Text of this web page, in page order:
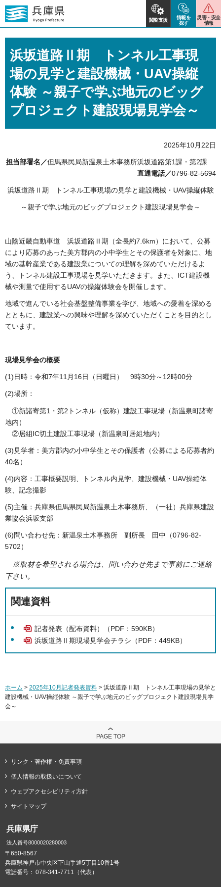
閲覧支援
情報を
探す
災害・安全
情報
浜坂道路Ⅱ期 トンネル工事現
場の見学と建設機械・UAV操縦
体験 ～親子で学ぶ地元のビッグ
プロジェクト建設現場見学会～
2025年10月22日
担当部署名／但馬県民局新温泉土木事務所浜坂道路第1課・第2課
直通電話／0796-82-5694
浜坂道路Ⅱ期 トンネル工事現場の見学と建設機械・UAV操縦体験
～親子で学ぶ地元のビッグプロジェクト建設現場見学会～
山陰近畿自動車道 浜坂道路Ⅱ期（全長約7.6km）において、公募
により応募のあった美方郡内の小中学生とその保護者を対象に、地
域の基幹産業である建設業についての理解を深めていただけるよ
う、トンネル建設工事現場を見学いただきます。また、ICT建設機
械や測量で使用するUAVの操縦体験会を開催します。
地域で進んでいる社会基盤整備事業を学び、地域への愛着を深める
とともに、建設業への興味や理解を深めていただくことを目的とし
ています。
現場見学会の概要
(1)日時：令和7年11月16日（日曜日） 9時30分～12時00分
(2)場所：
①新諸寄第1・第2トンネル（仮称）建設工事現場（新温泉町諸寄
地内）
②居組IC切土建設工事現場（新温泉町居組地内）
(3)見学者：美方郡内の小中学生とその保護者（公募による応募者約
40名）
(4)内容：工事概要説明、トンネル内見学、建設機械・UAV操縦体
験、記念撮影
(5)主催：兵庫県但馬県民局新温泉土木事務所、（一社）兵庫県建設
業協会浜坂支部
(6)問い合わせ先：新温泉土木事務所 副所長 田中（0796-82-
5702）
※取材を希望される場合は、問い合わせ先まで事前にご連絡
下さい。
関連資料
記者発表（配布資料）（PDF：590KB）
浜坂道路Ⅱ期現場見学会チラシ（PDF：449KB）
ホーム > 2025年10月記者発表資料 > 浜坂道路Ⅱ期 トンネル工事現場の見学と
建設機械・UAV操縦体験 ～親子で学ぶ地元のビッグプロジェクト建設現場見学
会～
PAGE TOP
リンク・著作権・免責事項
個人情報の取扱いについて
ウェブアクセシビリティ方針
サイトマップ
兵庫県庁
法人番号8000020280003
〒650-8567
兵庫県神戸市中央区下山手通5丁目10番1号
電話番号： 078-341-7711（代表）